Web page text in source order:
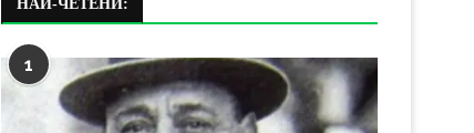
НАЙ-ЧЕТЕНИ:
1